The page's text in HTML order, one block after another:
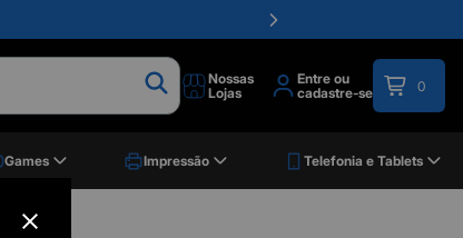
Nossas
Lojas
Entre ou
cadastre-se
0
Games Impressão Telefonia e Tablets